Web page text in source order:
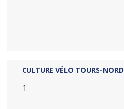
CULTURE VÉLO TOURS-NORD
1